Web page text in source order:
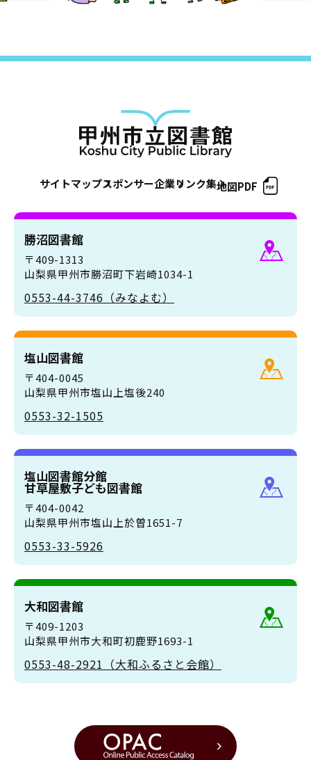
サイトマップスポンサー企業リンク集地図PDF
勝沼図書館
〒409-1313
山梨県甲州市勝沼町下岩崎1034-1
0553-44-3746（みなよむ）
塩山図書館
〒404-0045
山梨県甲州市塩山上塩後240
0553-32-1505
塩山図書館分館
甘草屋敷子ども図書館
〒404-0042
山梨県甲州市塩山上於曽1651-7
0553-33-5926
大和図書館
〒409-1203
山梨県甲州市大和町初鹿野1693-1
0553-48-2921（大和ふるさと会館）